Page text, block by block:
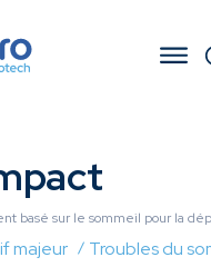
basé sur le sommeil pour la
majeur Troubles du